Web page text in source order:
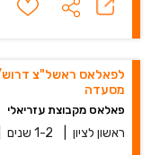
לפאלאס ראשל"צ
מסעדה
פאלאס מקבוצת עזריאלי
ראשון לציון 1-2 שנים